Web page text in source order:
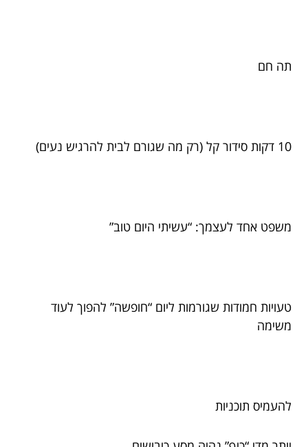
תה חם
10 דקות סידור קל (רק מה שגורם לבית להרגיש נעים)
משפט אחד לעצמך: “עשיתי היום טוב”
טעויות חמודות שגורמות ליום “חופשה” להפוך לעוד
משימה
להעמיס תוכניות